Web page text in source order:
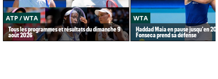
ATP / WTA
Tous les programmes et résultats du dimanche 9
août 2026
WTA
Haddad Maia en pause jusqu'en
Fonseca prend sa défense